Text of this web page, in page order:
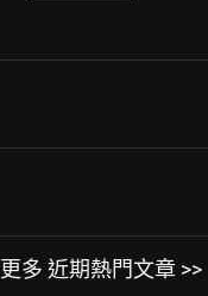
更多 近期熱門文章 >>